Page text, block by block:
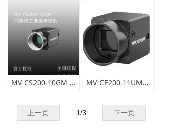
MV-CS200-10GM 2000万像素网口面阵相机，IMX183，二代基础版，黑白 MV-CE200-11UM2000 万像素 黑白相机 CMOS USB3.0 海康工业面阵相机 应用行业 电子半导体、工厂自动化、医药包装、影像测量等
上一页 下一页
1/3